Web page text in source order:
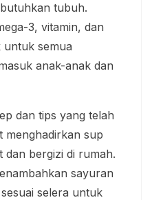
tubuh.
3, vitamin, dan
semua
anak-anak dan
dan tips yang telah
menghadirkan sup
dan bergizi di rumah.
sayuran
selera untuk